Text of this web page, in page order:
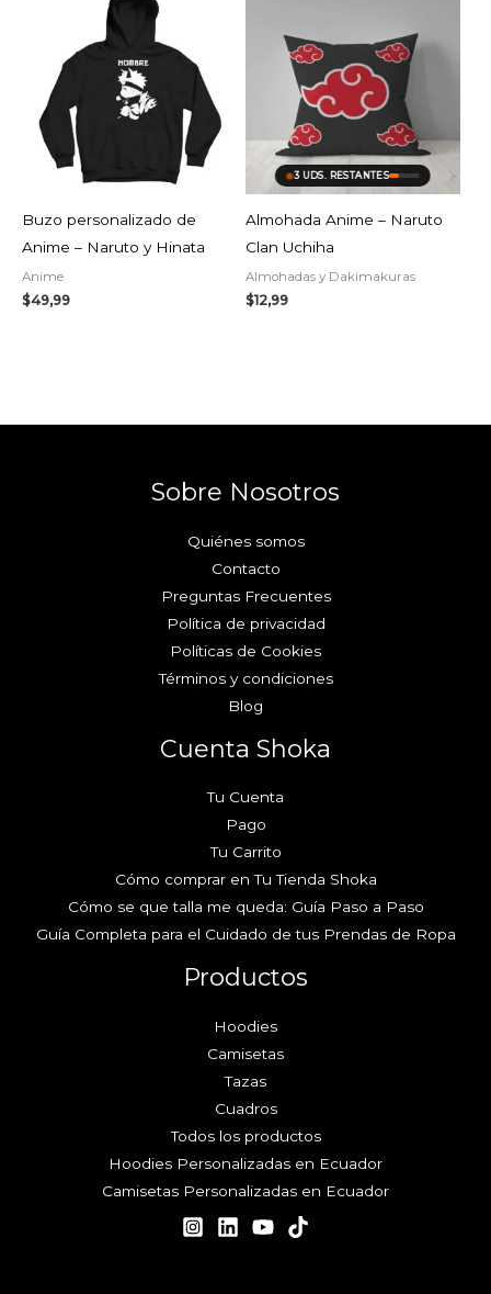
Buzo personalizado de
Anime – Naruto y Hinata
Anime
$49,99
3 UDS. RESTANTES
Almohada Anime – Naruto
Clan Uchiha
Almohadas y Dakimakuras
$12,99
Sobre Nosotros
Quiénes somos
Contacto
Preguntas Frecuentes
Política de privacidad
Políticas de Cookies
Términos y condiciones
Blog
Cuenta Shoka
Tu Cuenta
Pago
Tu Carrito
Cómo comprar en Tu Tienda Shoka
Cómo se que talla me queda: Guía Paso a Paso
Guía Completa para el Cuidado de tus Prendas de Ropa
Productos
Hoodies
Camisetas
Tazas
Cuadros
Todos los productos
Hoodies Personalizadas en Ecuador
Camisetas Personalizadas en Ecuador